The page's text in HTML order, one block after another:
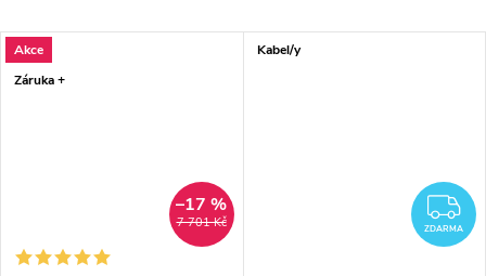
Akce
Záruka +
7 701 Kč
–17 %
Kabel/y
ZDARMA